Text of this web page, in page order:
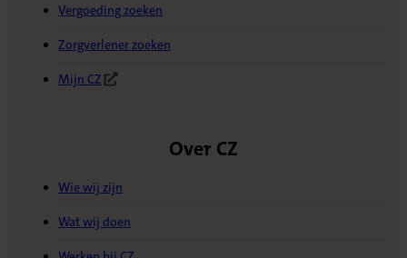
Vergoeding zoeken
Zorgverlener zoeken
Mijn CZ
(Opent in nieuw tabblad)
Over CZ
Wie wij zijn
Wat wij doen